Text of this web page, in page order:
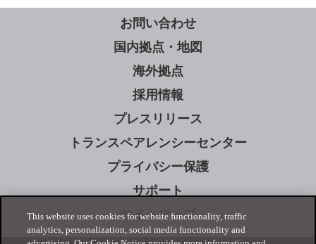
お問い合わせ
国内拠点・地図
海外拠点
採用情報
プレスリリース
トランスペアレンシーセンター
プライバシー保護
サポート
サイトマップ
This website uses cookies for website functionality, traffic
analytics, personalization, social media functionality and